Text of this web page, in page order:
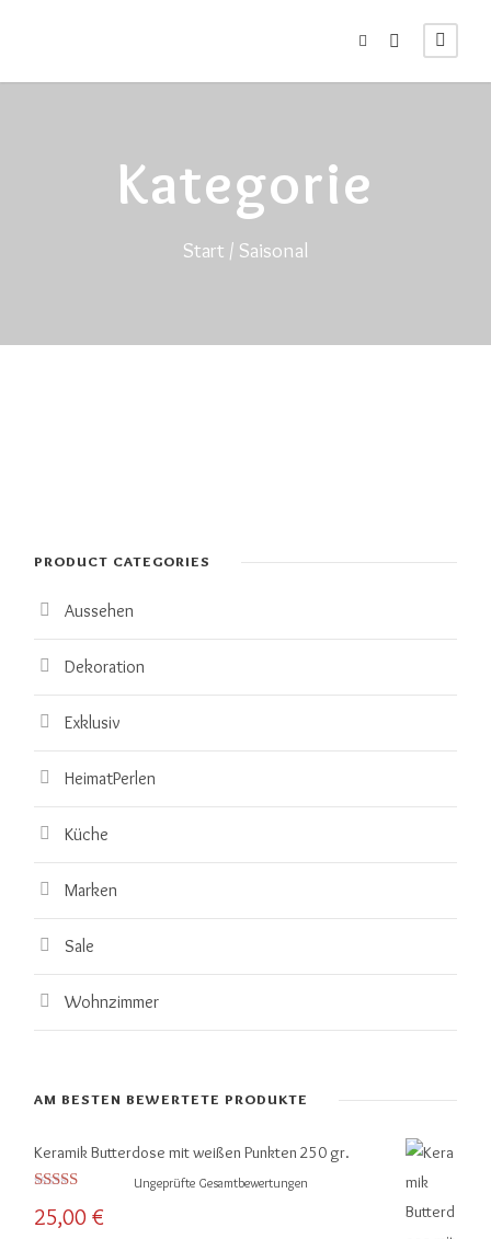
Kategorie
Start / Saisonal
PRODUCT CATEGORIES
Aussehen
Dekoration
Exklusiv
HeimatPerlen
Küche
Marken
Sale
Wohnzimmer
AM BESTEN BEWERTETE PRODUKTE
Keramik Butterdose mit weißen Punkten 250 gr.
5.00von 5
Ungeprüfte Gesamtbewertungen
25,00 €